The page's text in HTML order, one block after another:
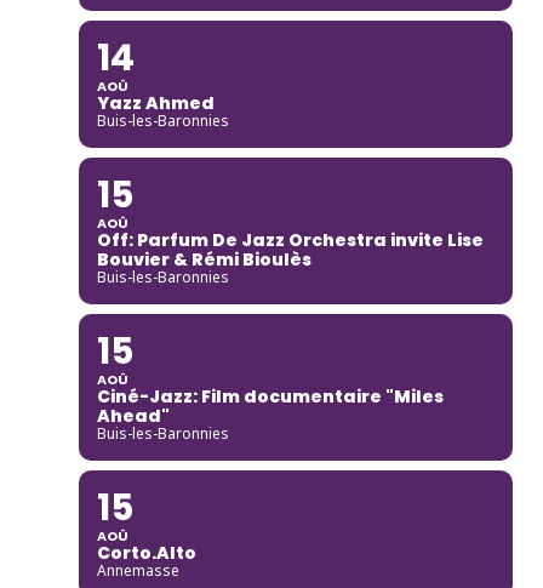
14
AOÛ
Yazz Ahmed
Buis-les-Baronnies
15
AOÛ
Off: Parfum De Jazz Orchestra invite Lise
Bouvier & Rémi Bioulès
Buis-les-Baronnies
15
AOÛ
Ciné-Jazz: Film documentaire "Miles
Ahead"
Buis-les-Baronnies
15
AOÛ
Corto.Alto
Annemasse